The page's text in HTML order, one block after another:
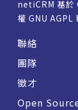
netiCRM 基於
權 GNU AGPL
聯絡
團隊
徵才
Open